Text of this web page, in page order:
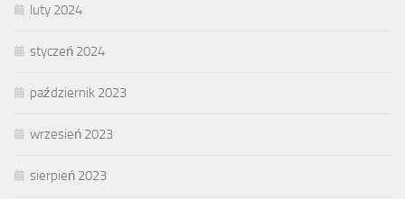
luty 2024
styczeń 2024
październik 2023
wrzesień 2023
sierpień 2023